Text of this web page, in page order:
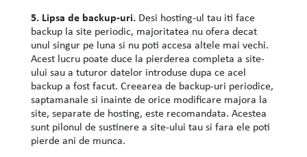
5. Lipsa de backup-uri.Desi hosting-ul tau iti face
backup la site periodic, majoritatea nu ofera decat
unul singur pe luna si nu poti accesa altele mai vechi.
Acest lucru poate duce la pierderea completa a site-
ului sau a tuturor datelor introduse dupa ce acel
backup a fost facut. Creearea de backup-uri periodice,
saptamanale si inainte de orice modificare majora la
site, separate de hosting, este recomandata. Acestea
sunt pilonul de sustinere a site-ului tau si fara ele poti
pierde ani de munca.